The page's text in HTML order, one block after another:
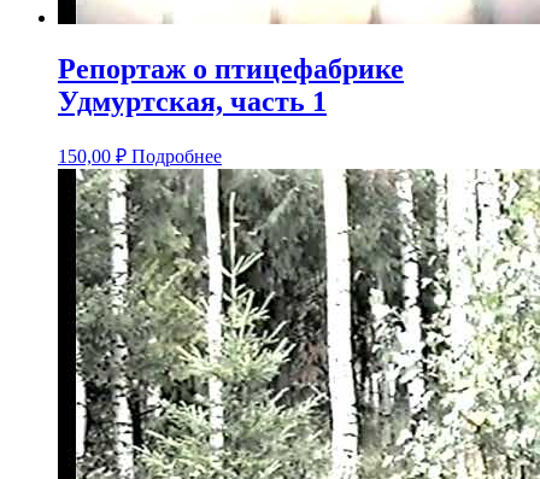
Репортаж о птицефабрике
Удмуртская, часть 1
150,00 ₽ Подробнее